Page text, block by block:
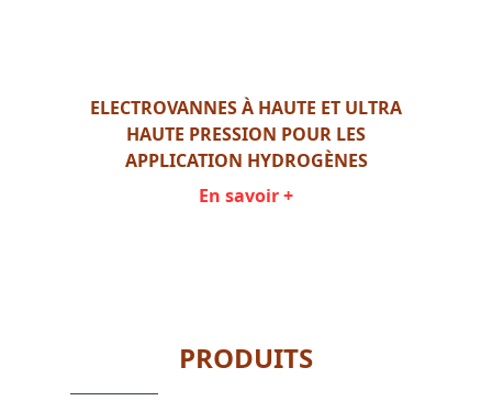
ELECTROVANNES À HAUTE ET ULTRA
HAUTE PRESSION POUR LES
APPLICATION HYDROGÈNES
En savoir +
PRODUITS